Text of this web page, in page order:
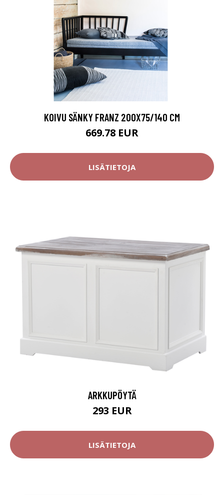
KOIVU SÄNKY FRANZ 200X75/140 CM
669.78 EUR
LISÄTIETOJA
ARKKUPÖYTÄ
293 EUR
LISÄTIETOJA